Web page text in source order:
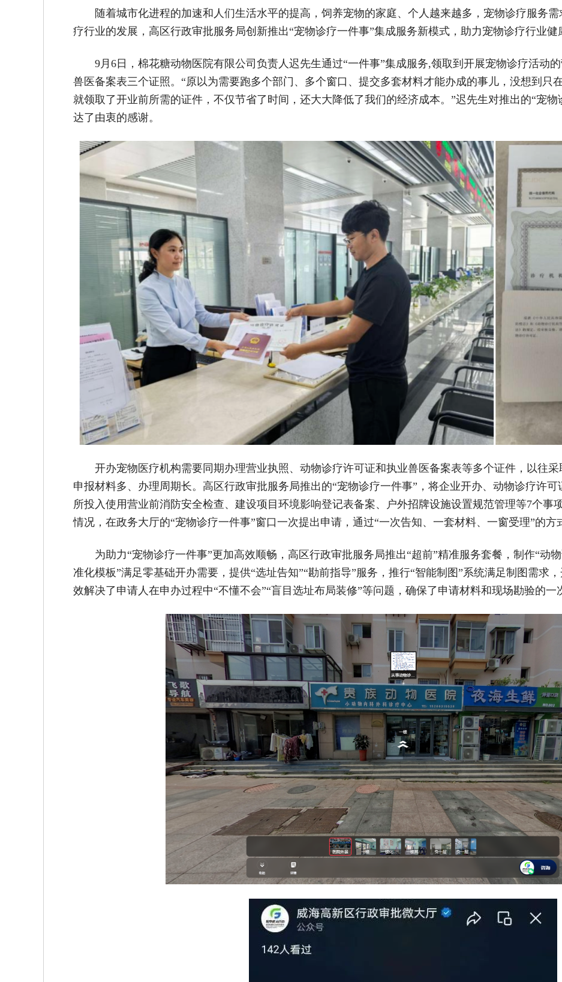
随着城市化进程的加速和人们生活水平的提高，饲养宠物的家庭、个人越来越多，宠物诊疗服务
疗行业的发展，高区行政审批服务局创新推出“宠物诊疗一件事”集成服务新模式，助力宠物诊疗行业健
9月6日，棉花糖动物医院有限公司负责人迟先生通过“一件事”集成服务,领取到开展宠物诊疗活动
兽医备案表三个证照。“原以为需要跑多个部门、多个窗口、提交多套材料才能办成的事儿，没想到只
就领取了开业前所需的证件，不仅节省了时间，还大大降低了我们的经济成本。”迟先生对推出的“宠
达了由衷的感谢。
开办宠物医疗机构需要同期办理营业执照、动物诊疗许可证和执业兽医备案表等多个证件，以往采
申报材料多、办理周期长。高区行政审批服务局推出的“宠物诊疗一件事”，将企业开办、动物诊疗许
所投入使用营业前消防安全检查、建设项目环境影响登记表备案、户外招牌设施设置规范管理等7个事
情况，在政务大厅的“宠物诊疗一件事”窗口一次提出申请，通过“一次告知、一套材料、一窗受理”的方
为助力“宠物诊疗一件事”更加高效顺畅，高区行政审批服务局推出“超前”精准服务套餐，制作“动
准化模板”满足零基础开办需要，提供“选址告知”“勘前指导”服务，推行“智能制图”系统满足制图需求
效解决了申请人在申办过程中“不懂不会”“盲目选址布局装修”等问题，确保了申请材料和现场勘验的一